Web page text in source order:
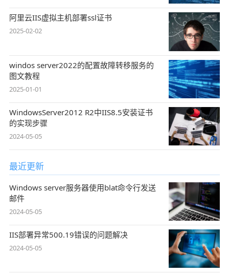
阿里云IIS虚拟主机部署ssl证书
2025-02-02
windos server2022的配置故障转移服务的
图文教程
2025-01-01
WindowsServer2012 R2中IIS8.5安装证书
的实现步骤
2024-05-05
最近更新
Windows server服务器使用blat命令行发送
邮件
2024-05-05
IIS部署异常500.19错误的问题解决
2024-05-05